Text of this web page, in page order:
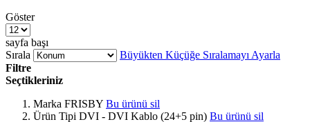
Göster
sayfa başı
Sırala
Büyükten Küçüğe Sıralamayı Ayarla
Filtre
Seçtikleriniz
Marka FRISBY Bu ürünü sil
Ürün Tipi DVI - DVI Kablo (24+5 pin) Bu ürünü sil